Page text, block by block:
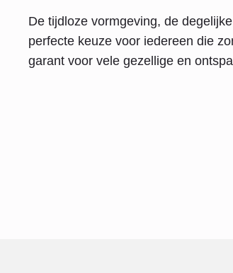
De tijdloze vormgeving, de
perfecte keuze voor iedereen die
garant voor vele gezellige en